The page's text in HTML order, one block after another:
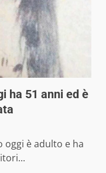
ha 51 anni ed è
è adulto e ha